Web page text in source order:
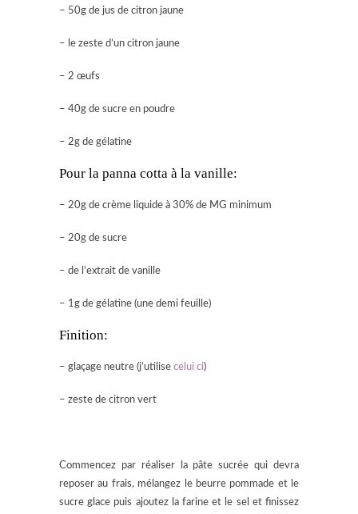
– 50g de jus de citron jaune
– le zeste d’un citron jaune
– 2 œufs
– 40g de sucre en poudre
– 2g de gélatine
Pour la panna cotta à la vanille:
– 20g de crème liquide à 30% de MG minimum
– 20g de sucre
– de l’extrait de vanille
– 1g de gélatine (une demi feuille)
Finition:
– glaçage neutre (j’utilise celui ci)
– zeste de citron vert
Commencez par réaliser la pâte sucrée qui devra
reposer au frais, mélangez le beurre pommade et le
sucre glace puis ajoutez la farine et le sel et finissez